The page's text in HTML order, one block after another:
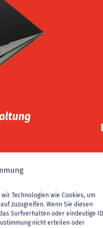
Technologien wie Cookies, um
zuzugreifen. Wenn Sie diesen
Surfverhalten oder eindeutige
nicht erteilen oder
Team
der
selbst.